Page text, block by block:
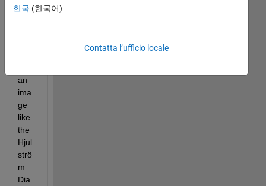
s, I
an
ima
ge
like
the
Hjul
strö
m
Dia
한국 (한국어)
Contatta l’ufficio locale